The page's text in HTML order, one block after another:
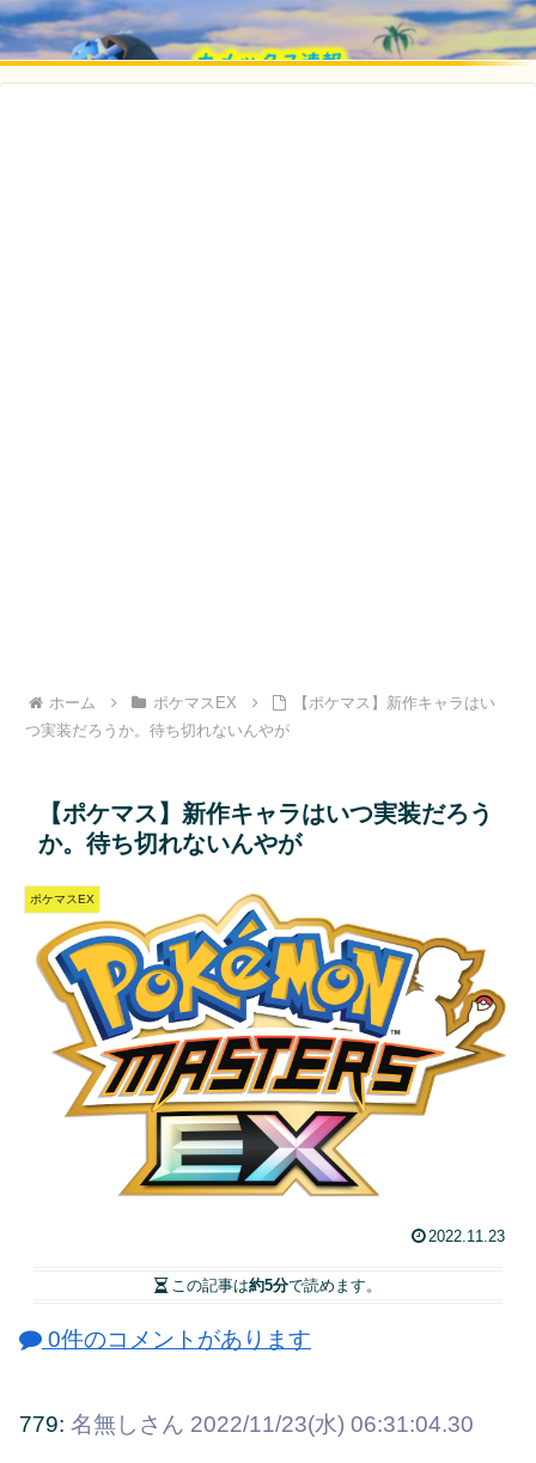
ホーム ポケマスEX
【ポケマス】新作キャラはい
つ実装だろうか。待ち切れないんやが
【ポケマス】新作キャラはいつ実装だろう
か。待ち切れないんやが
ポケマスEX
2022.11.23
この記事は約5分で読めます。
0件のコメントがあります
779: 名無しさん 2022/11/23(水) 06:31:04.30